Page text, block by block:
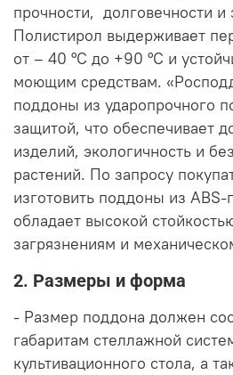
прочности, долговечности и
Полистирол выдерживает
от – 40 °С до +90 °С и
моющим средствам.
поддоны из ударопрочного
защитой, что обеспечивает
изделий, экологичность и
растений. По запросу
изготовить поддоны из ABS-
обладает высокой
загрязнениям и
2. Размеры и форма
- Размер поддона должен
габаритам стеллажной
культивационного стола, а